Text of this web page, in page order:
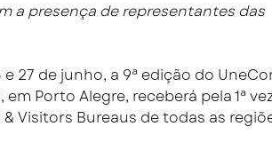
a presença de representantes das
27 de junho, a 9ª edição do
Porto Alegre, receberá pela 1ª
Visitors Bureaus de todas as